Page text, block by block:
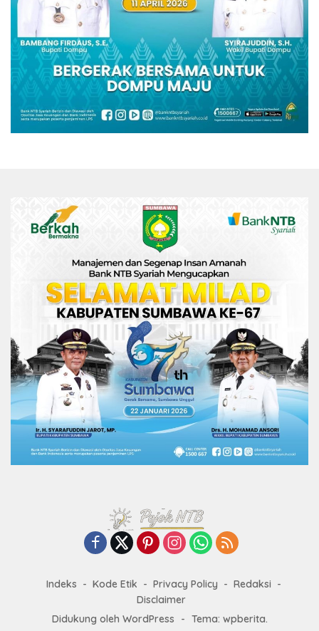
Indeks Kode Etik Privacy Policy
Redaksi
Disclaimer
Didukung oleh WordPress
- Tema: wpberita.